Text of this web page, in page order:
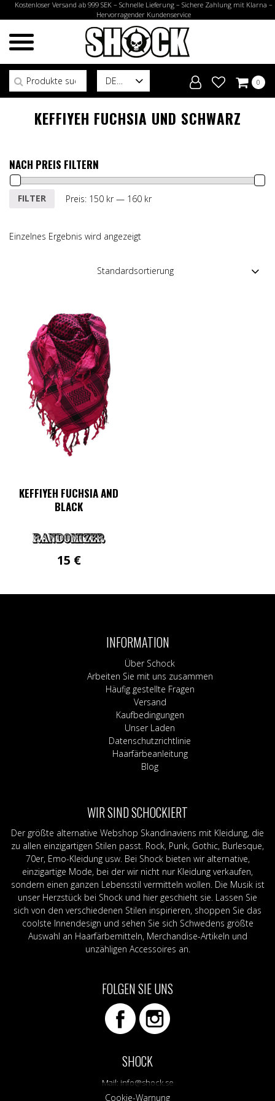
Kostenloser Versand ab 999 SEK – Schnelle Lieferung – Sichere Zahlung mit Klarna –
Hervorragender Kundenservice
DE
Suchen nach:
0
KEFFIYEH FUCHSIA UND SCHWARZ
NACH PREIS FILTERN
Min.
Max.
FILTER Preis: 150 kr— 160 kr
Einzelnes Ergebnis wird angezeigt
KEFFIYEH FUCHSIA AND
BLACK
15 €
INFORMATION
Über Schock
Arbeiten Sie mit uns zusammen
Häufig gestellte Fragen
Versand
Kaufbedingungen
Unser Laden
Datenschutzrichtlinie
Haarfärbeanleitung
Blog
WIR SIND SCHOCKIERT
Der größte alternative Webshop Skandinaviens mit Kleidung, die
zu allen einzigartigen Stilen passt. Rock, Punk, Gothic, Burlesque,
70er, Emo-Kleidung usw. Bei Shock bieten wir alternative,
einzigartige Mode, bei der wir nicht nur Kleidung verkaufen,
sondern einen ganzen Lebensstil vermitteln wollen. Die Musik ist
unser Herzstück bei Shock und hier geschieht sie. Lassen Sie
sich von den verschiedenen Stilen inspirieren, shoppen Sie das
coolste Innendesign und sehen Sie sich Schwedens größte
Auswahl an Haarfärbemitteln, Merchandise-Artikeln und
unzähligen Accessoires an.
FOLGEN SIE UNS
SHOCK
Mail: info@shock.se
Cookie-Warnung